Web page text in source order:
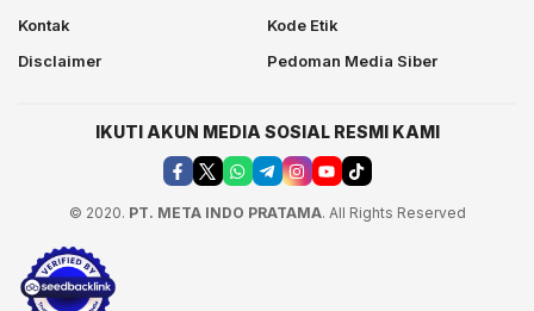
Kontak
Kode Etik
Disclaimer
Pedoman Media Siber
IKUTI AKUN MEDIA SOSIAL RESMI KAMI
© 2020. PT. META INDO PRATAMA. All Rights Reserved